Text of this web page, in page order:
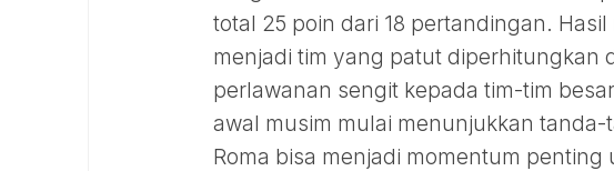
total 25 poin dari 18 pertandingan.
menjadi tim yang patut diperhitungkan
perlawanan sengit kepada tim-tim
awal musim mulai menunjukkan
Roma bisa menjadi momentum